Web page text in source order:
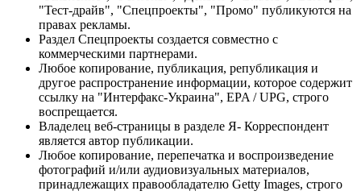
"Тест-драйв", "Спецпроекты", "Промо" публикуются на
правах рекламы.
Раздел Спецпроекты создается совместно с
коммерческими партнерами.
Любое копирование, публикация, републикация и
другое распространение информации, которое содержит
ссылку на "Интерфакс-Украина", EPA / UPG, строго
воспрещается.
Владелец веб-страницы в разделе Я- Корреспондент
является автор публикации.
Любое копирование, перепечатка и воспроизведение
фотографий и/или аудиовизуальных материалов,
принадлежащих правообладателю Getty Images, строго